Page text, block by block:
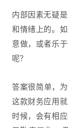
内部因素无疑
和情绪上的。
意做，或者乐
呢？
答案很简单，
这款财务应用
时候，会有相